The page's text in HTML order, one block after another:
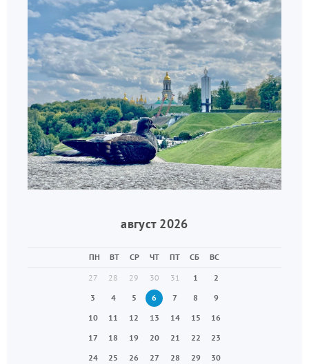
август 2026
ПН ВТ СР ЧТ ПТ СБ
ВС
27
28 29 30 31 1
2
3
4 5 6 7 8
9
10
11 12 13 14 15
16
17
18 19 20 21 22
23
24
25 26 27 28 29
30